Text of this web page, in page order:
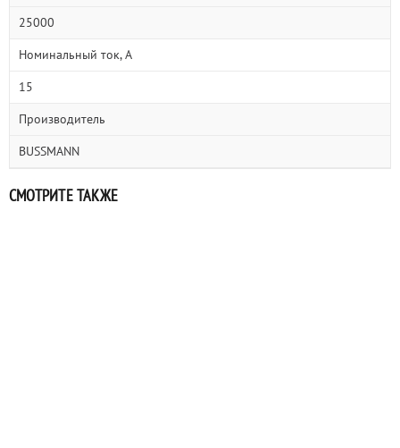
25000
Номинальный ток, А
15
Производитель
BUSSMANN
СМОТРИТЕ ТАКЖЕ